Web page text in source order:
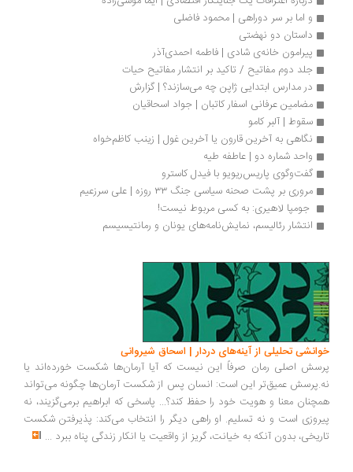
و اما بر سر دوراهی | محمود فاضلی
داستان دو نهضتی
پیرامون خانه‌ی شادی | فاطمه احمدی‌آذر
جلد دوم مفاتیح / تاکید بر انتشار مفاتیح حیات
در مدارس ابتدایی ژاپن چه می‌سازند؟ | گزارش
مضامین عرفانی اسفار کاتبان | جواد اسحاقيان
سقوط | آلبر کامو
نگاهی به آخرین قارون یا آخرین غول | زینب کاظم‌خواه
واحد شماره دو | عاطفه طیه
گفت‌وگوی پاریس‌ریویو با فیدل کاسترو
مروری بر پشت صحنه سیاسی جنگ ۳۳ روزه | علی سرزعیم
جومپا لاهیری: به کسی مربوط نیست!
انتشار رئالیسم، نمایش‌نامه‌های یونان و رمانتیسیسم
تحلیلی از آینه‌های دردار | اسحاق شیروانی
اصلی رمان صرفاً این نیست که آیا آرمان‌ها شکست خورده‌اند یا
عمیق‌تر این است: انسان پس از شکست آرمان‌ها چگونه می‌تواند
معنا و هویت خود را حفظ کند؟... پاسخی که ابراهیم برمی‌گزیند، نه
است و نه تسلیم. او راهی دیگر را انتخاب می‌کند: پذیرفتن شکست
بدون آنکه به خیانت، گریز از واقعیت یا انکار زندگی پناه ببرد...